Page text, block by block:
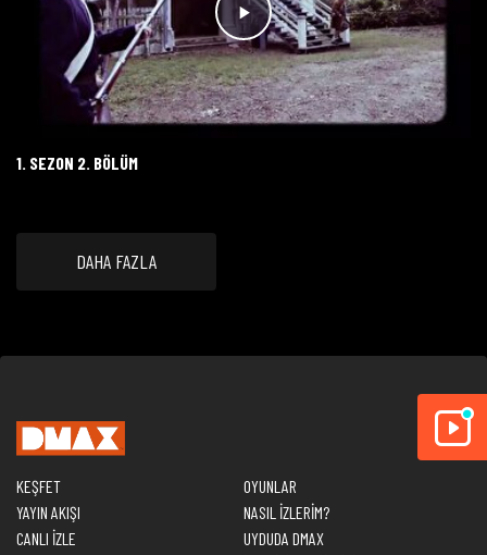
1. SEZON 2. BÖLÜM
DAHA FAZLA
KEŞFET
YAYIN AKIŞI
CANLI İZLE
OYUNLAR
NASIL İZLERİM?
UYDUDA DMAX